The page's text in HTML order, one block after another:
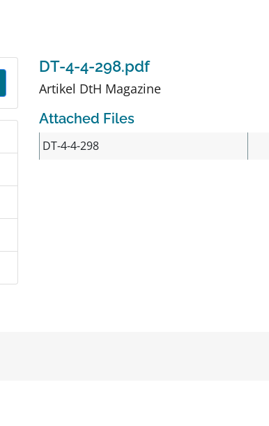
DT-4-4-298.pdf
Artikel DtH Magazine
Attached Files
DT-4-4-298